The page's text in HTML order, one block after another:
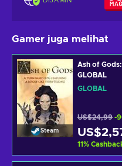
Gamer juga melihat
Steam
Ash of
GLOBAL
GLOBAL
US$24,99 -
11%